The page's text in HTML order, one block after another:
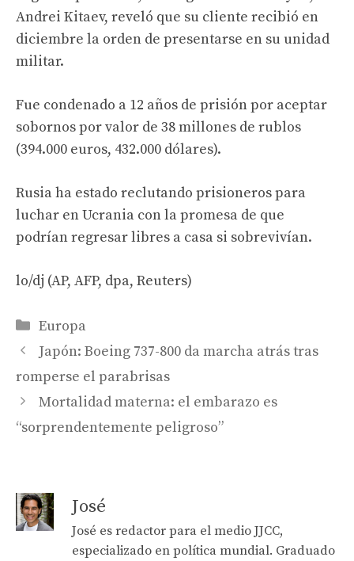
Andrei Kitaev, reveló que su cliente recibió en
diciembre la orden de presentarse en su unidad
militar.
Fue condenado a 12 años de prisión por aceptar
sobornos por valor de 38 millones de rublos
(394.000 euros, 432.000 dólares).
Rusia ha estado reclutando prisioneros para
luchar en Ucrania con la promesa de que
podrían regresar libres a casa si sobrevivían.
lo/dj (AP, AFP, dpa, Reuters)
Categories
Europa
Japón: Boeing 737-800 da marcha atrás tras
romperse el parabrisas
Mortalidad materna: el embarazo es
“sorprendentemente peligroso”
José
José es redactor para el medio JJCC,
especializado en política mundial. Graduado